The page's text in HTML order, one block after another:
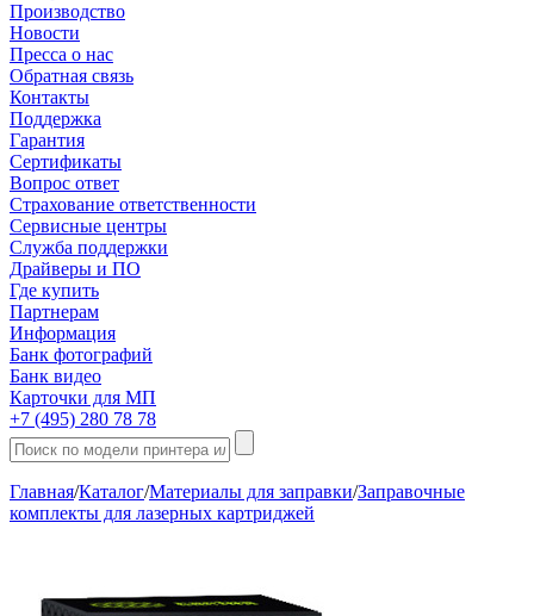
Производство
Новости
Пресса о нас
Обратная связь
Контакты
Поддержка
Гарантия
Сертификаты
Вопрос ответ
Страхование ответственности
Сервисные центры
Служба поддержки
Драйверы и ПО
Где купить
Партнерам
Информация
Банк фотографий
Банк видео
Карточки для МП
+7 (495) 280 78 78
Главная/Каталог/Материалы для заправки/Заправочные
комплекты для лазерных картриджей